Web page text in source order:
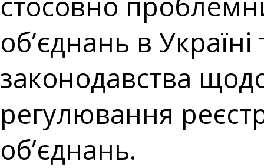
об’єднань в
законодавства
регулювання
об’єднань.